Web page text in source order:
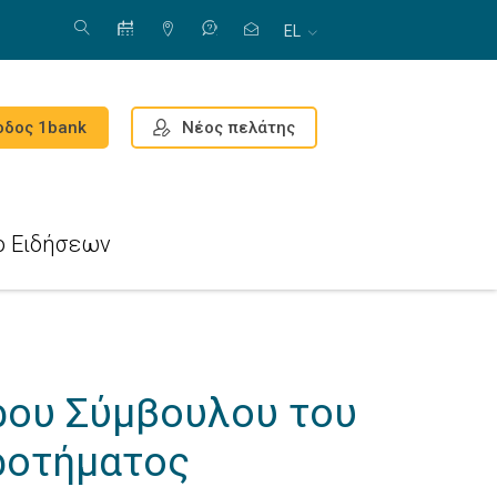
EL
1bank Νέος πελάτης
Ειδήσεων
Σύμβουλου του